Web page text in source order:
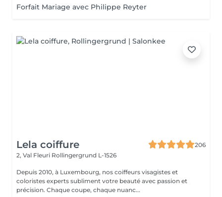
Forfait Mariage avec Philippe Reyter
Lela coiffure
206
2, Val Fleuri Rollingergrund L-1526
Depuis 2010, à Luxembourg, nos coiffeurs visagistes et
coloristes experts subliment votre beauté avec passion et
précision. Chaque coupe, chaque nuanc...